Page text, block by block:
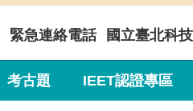
考古題 IEET認證專區
緊急連絡電話 國立臺北科